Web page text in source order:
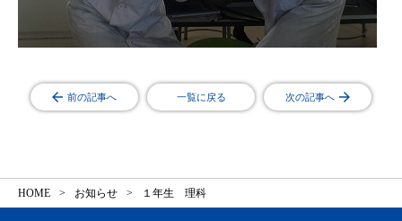
前の記事へ 一覧に戻る 次の記事へ
HOME お知らせ １年生 理科